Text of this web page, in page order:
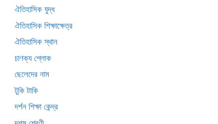
ঐতিহাসিক যুদ্ধ
ঐতিহাসিক শিক্ষাক্ষেত্র
ঐতিহাসিক স্থান
চাণক্য শ্লোক
ছেলেদের নাম
টুকি টাকি
দর্শন শিক্ষা কেন্দ্র